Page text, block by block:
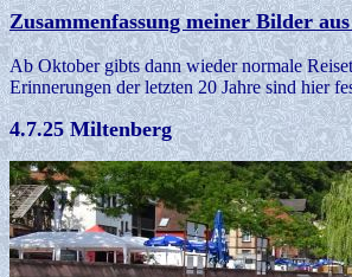
Zusammenfassung meiner Bilder
Ab Oktober gibts dann wieder normale
Erinnerungen der letzten 20 Jahre sind hier
4.7.25 Miltenberg